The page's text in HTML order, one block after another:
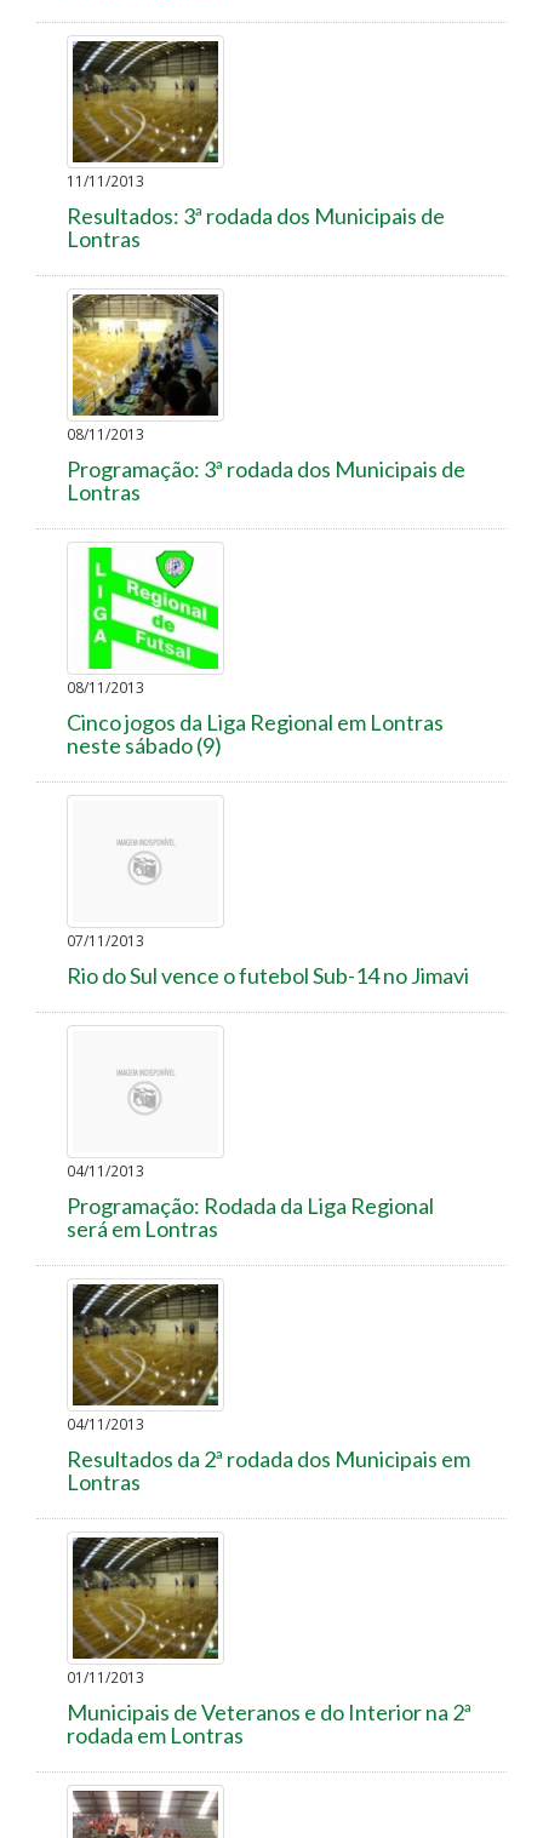
11/11/2013
Resultados: 3ª rodada dos Municipais de
Lontras
08/11/2013
Programação: 3ª rodada dos Municipais de
Lontras
08/11/2013
Cinco jogos da Liga Regional em Lontras
neste sábado (9)
07/11/2013
Rio do Sul vence o futebol Sub-14 no Jimavi
04/11/2013
Programação: Rodada da Liga Regional
será em Lontras
04/11/2013
Resultados da 2ª rodada dos Municipais em
Lontras
01/11/2013
Municipais de Veteranos e do Interior na 2ª
rodada em Lontras